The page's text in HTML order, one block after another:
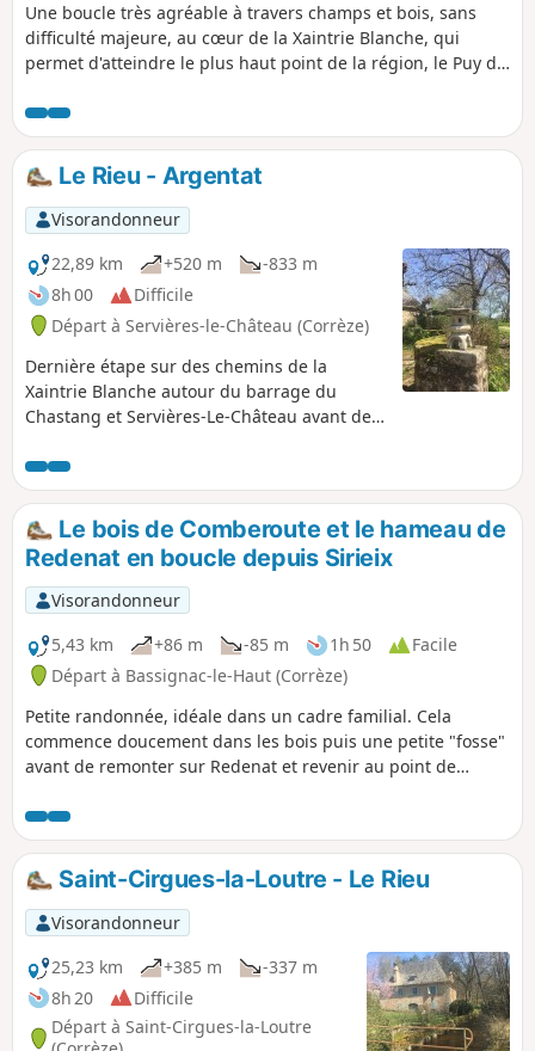
Une boucle très agréable à travers champs et bois, sans
difficulté majeure, au cœur de la Xaintrie Blanche, qui
permet d'atteindre le plus haut point de la région, le Puy du
Le Rieu - Argentat
Visorandonneur
22,89 km
+520 m
-833 m
8h 00
Difficile
Départ à Servières-le-Château (Corrèze)
Dernière étape sur des chemins de la
Xaintrie Blanche autour du barrage du
Chastang et Servières-Le-Château avant de
Dordogne afin de rejoindre le point
d'arrivée.
Le bois de Comberoute et le hameau de
Redenat en boucle depuis Sirieix
Visorandonneur
5,43 km
+86 m -85 m 1h 50
Facile
Départ à Bassignac-le-Haut (Corrèze)
Petite randonnée, idéale dans un cadre familial. Cela
commence doucement dans les bois puis une petite "fosse"
avant de remonter sur Redenat et revenir au point de
entretenus et la portion de route reste sûre.
Saint-Cirgues-la-Loutre - Le Rieu
Visorandonneur
25,23 km
+385 m
-337 m
8h 20
Difficile
Départ à Saint-Cirgues-la-Loutre